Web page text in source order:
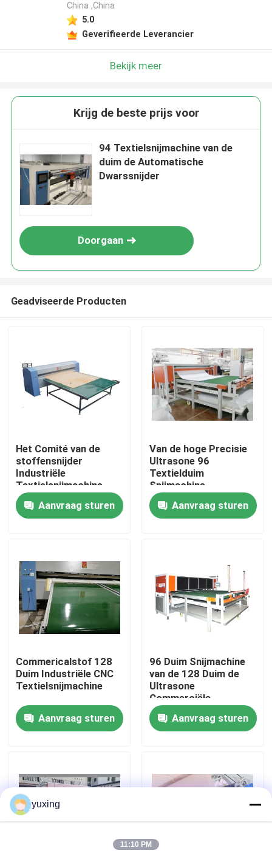
Thuis
Video's
VR-show
Over Ons
Kwaliteitscontrole
Neem contact met ons op
Nieuws
China ,China
5.0
Geverifieerde Leverancier
Bekijk meer
Krijg de beste prijs voor
94 Textielsnijmachine van de
duim de Automatische
Dwarssnijder
Doorgaan
Geadviseerde Producten
Het Comité van de
stoffensnijder
Industriële
Textielsnijmachine
Aanvraag sturen
Van de hoge Precisie
Ultrasone 96
Textielduim
Snijmachine
Aanvraag sturen
Commericalstof 128
Duim Industriële CNC
Textielsnijmachine
Aanvraag sturen
96 Duim Snijmachine
van de 128 Duim de
Ultrasone
Commerciële
Textielstof
Aanvraag sturen
yuxing
11:10 PM